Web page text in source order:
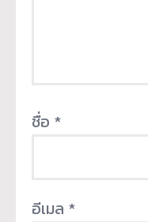
ชื่อ *
อีเมล *